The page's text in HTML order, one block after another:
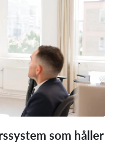
som håller